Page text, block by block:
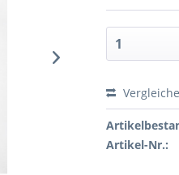
Artikel-Nr.: